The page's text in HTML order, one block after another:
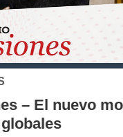
SANTO TOMÁS
IP-CFT Santo
Municipales
la innovación